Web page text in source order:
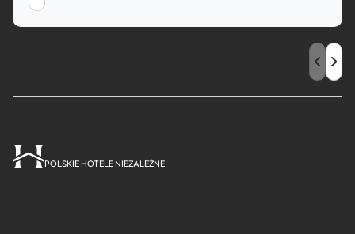
POLSKIE HOTELE NIEZALEŻNE